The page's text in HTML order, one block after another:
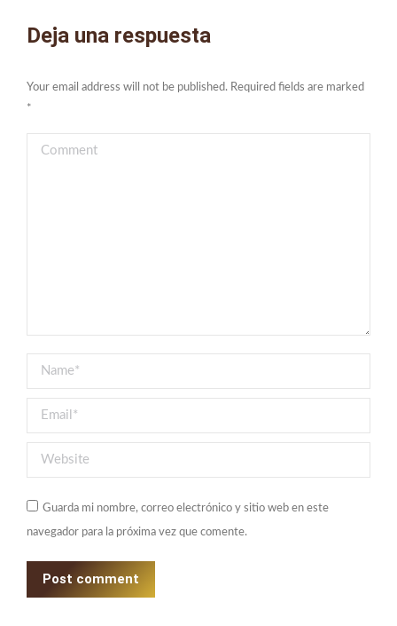
Deja una respuesta
Your email address will not be published. Required fields are marked
*
Comment
Name *
Email *
Website
Guarda mi nombre, correo electrónico y sitio web en este
navegador para la próxima vez que comente.
Post comment